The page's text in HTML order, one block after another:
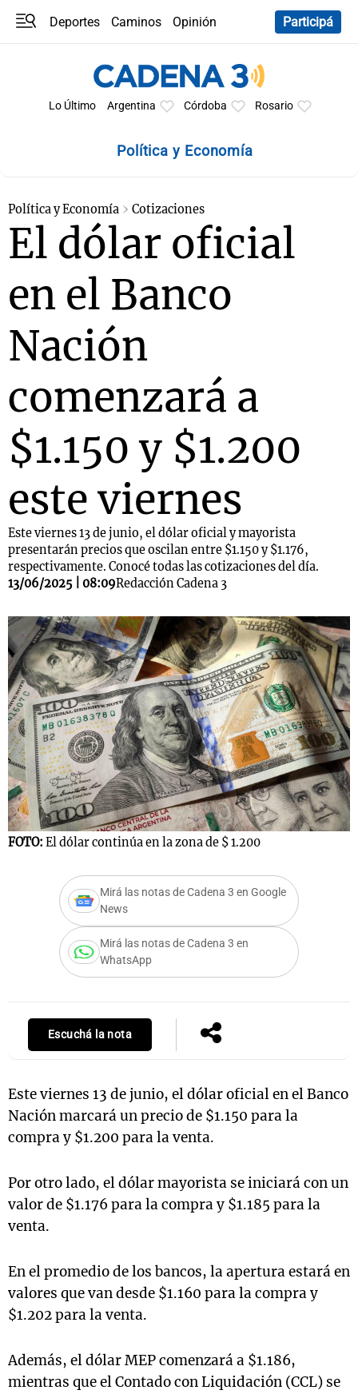
Deportes Caminos
Opinión
Participá
Lo Último Argentina Córdoba Rosario
Política y Economía
Política y Economía Cotizaciones
El dólar oficial
en el Banco
Nación
comenzará a
$1.150 y $1.200
este viernes
Este viernes 13 de junio, el dólar oficial y mayorista
presentarán precios que oscilan entre $1.150 y $1.176,
respectivamente. Conocé todas las cotizaciones del día.
13/06/2025 | 08:09Redacción Cadena 3
FOTO: El dólar continúa en la zona de $ 1.200
Mirá las notas de Cadena 3 en Google
News
Mirá las notas de Cadena 3 en
WhatsApp
Escuchá la nota
Este viernes 13 de junio, el dólar oficial en el Banco
Nación marcará un precio de $1.150 para la
compra y $1.200 para la venta.
Por otro lado, el dólar mayorista se iniciará con un
valor de $1.176 para la compra y $1.185 para la
venta.
En el promedio de los bancos, la apertura estará en
valores que van desde $1.160 para la compra y
$1.202 para la venta.
Además, el dólar MEP comenzará a $1.186,
mientras que el Contado con Liquidación (CCL) se
Notas
Mundial 2026
Notas
La Sole en
Cadena 3